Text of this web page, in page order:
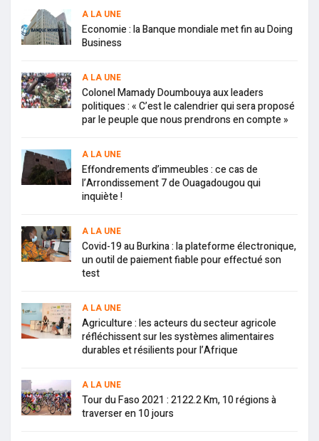
A LA UNE
Economie : la Banque mondiale met fin au Doing
Business
A LA UNE
Colonel Mamady Doumbouya aux leaders
politiques : « C’est le calendrier qui sera proposé
par le peuple que nous prendrons en compte »
A LA UNE
Effondrements d’immeubles : ce cas de
l’Arrondissement 7 de Ouagadougou qui
inquiète !
A LA UNE
Covid-19 au Burkina : la plateforme électronique,
un outil de paiement fiable pour effectué son
test
A LA UNE
Agriculture : les acteurs du secteur agricole
réfléchissent sur les systèmes alimentaires
durables et résilients pour l’Afrique
A LA UNE
Tour du Faso 2021 : 2122.2 Km, 10 régions à
traverser en 10 jours